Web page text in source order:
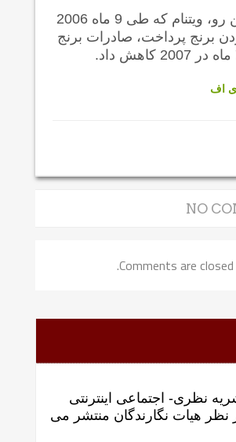
از این رو، ویتنام که طی 9 ماه 2006
برنج پرداخت، صادرات برنج
اف
NO
Comments are closed.
نظری- اجتماعی اینترنتی
نظر هيات نگارندگان منتشر می